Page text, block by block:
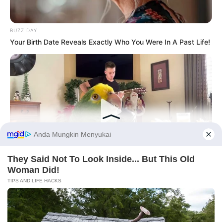
PRIVACY POLICY DISCLAIMER HUBUNGI KAMI
BUZZ DAY
Your Birth Date Reveals Exactly Who You Were In A Past Life!
BUZZ DAY
Watch This Parrot Belt Out A Pitch-Perfect Beyonce Song
Before You Go